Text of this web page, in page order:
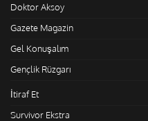
Doktor Aksoy
Gazete Magazin
Gel Konuşalım
Gençlik Rüzgarı
İtiraf Et
Survivor Ekstra